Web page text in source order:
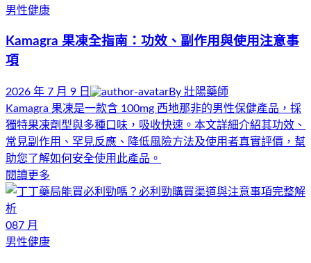
男性健康
Kamagra 果凍全指南：功效、副作用與使用注意事
項
2026 年 7 月 9 日 By 壯陽藥師
Kamagra 果凍是一款含 100mg 西地那非的男性保健產品，採
獨特果凍劑型與多種口味，吸收快速。本文詳細介紹其功效、
常見副作用、罕見反應、降低風險方法及使用者真實評價，幫
助您了解如何安全使用此產品。
閱讀更多
087 月
男性健康